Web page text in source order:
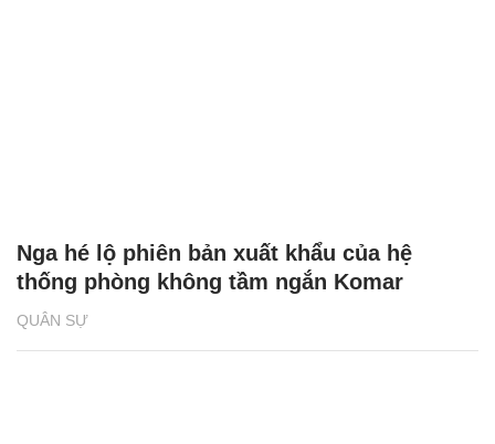
QUÂN SỰ
Nga hé lộ phiên bản xuất khẩu của hệ
thống phòng không tầm ngắn Komar